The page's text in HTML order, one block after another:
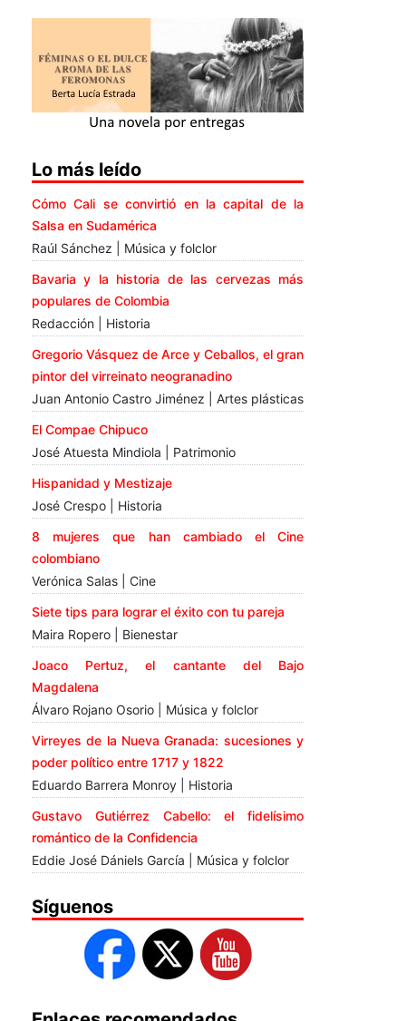
Lo más leído
Cómo Cali se convirtió en la capital de la
Salsa en Sudamérica
Raúl Sánchez | Música y folclor
Bavaria y la historia de las cervezas más
populares de Colombia
Redacción | Historia
Gregorio Vásquez de Arce y Ceballos, el gran
pintor del virreinato neogranadino
Juan Antonio Castro Jiménez | Artes plásticas
El Compae Chipuco
José Atuesta Mindiola | Patrimonio
Hispanidad y Mestizaje
José Crespo | Historia
8 mujeres que han cambiado el Cine
colombiano
Verónica Salas | Cine
Siete tips para lograr el éxito con tu pareja
Maira Ropero | Bienestar
Joaco Pertuz, el cantante del Bajo
Magdalena
Álvaro Rojano Osorio | Música y folclor
Virreyes de la Nueva Granada: sucesiones y
poder político entre 1717 y 1822
Eduardo Barrera Monroy | Historia
Gustavo Gutiérrez Cabello: el fidelísimo
romántico de la Confidencia
Eddie José Dániels García | Música y folclor
Síguenos